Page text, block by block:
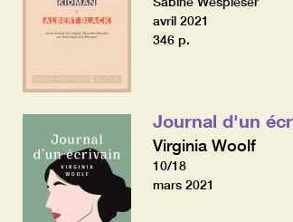
avril 2021
346 p.
Journal d'un
Virginia Woolf
10/18
mars 2021